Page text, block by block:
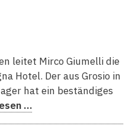
leitet Mirco Giumelli die
Hotel. Der aus Grosio in
hat ein beständiges
…